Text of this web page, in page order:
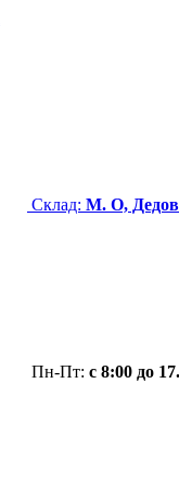
Склад: М. О,
Пн-Пт: с 8:00 до